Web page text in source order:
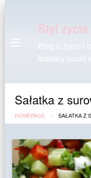
Styl
Blog o życiu i
kobiecy punkt
Sałatka z
HOMEPAGE SAŁATKA Z